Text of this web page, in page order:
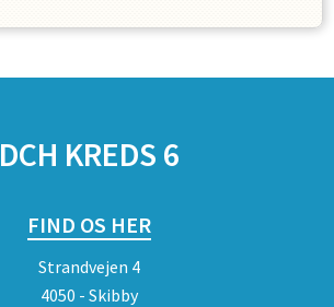
DCH KREDS 6
FIND OS HER
Strandvejen 4
4050 - Skibby